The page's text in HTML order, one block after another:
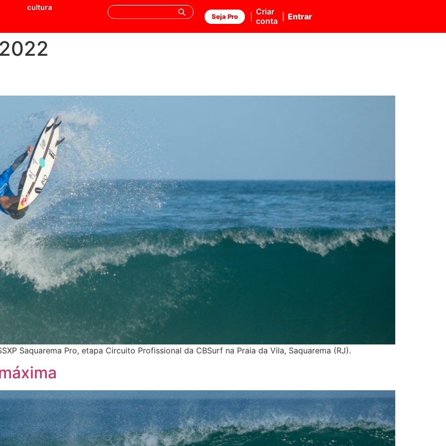
cultura
Seja Pro
Criar
conta
Entrar
Saquarema Pro, etapa Circuito Profissional da CBSurf na Praia da Vila, Saquarema (RJ).